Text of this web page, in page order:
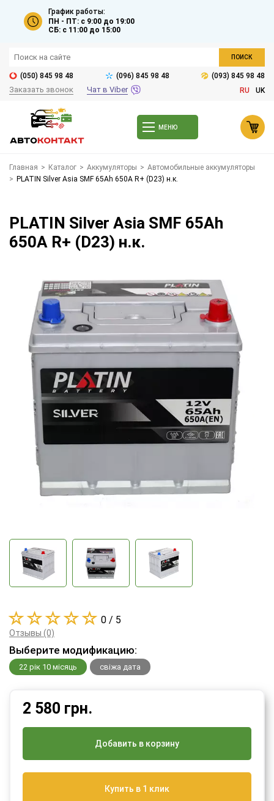
График работы:
ПН - ПТ: с 9:00 до 19:00
СБ: с 11:00 до 15:00
ПОИСК
(050) 845 98 48 (096) 845 98 48 (093) 845 98 48
Заказать звонок Чат в Viber RU UK
МЕНЮ
Главная > Каталог > Аккумуляторы > Автомобильные аккумуляторы
> PLATIN Silver Asia SMF 65Ah 650A R+ (D23) н.к.
PLATIN Silver Asia SMF 65Ah
650A R+ (D23) н.к.
2 580 грн.
Добавить в корзину
Купить в 1 клик
0 / 5
Отзывы (0)
Выберите модификацию:
22 рік 10 місяць свіжа дата